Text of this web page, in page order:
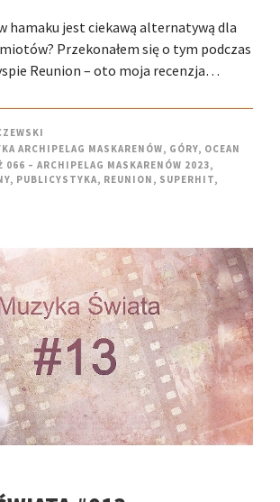
hamaku jest ciekawą alternatywą dla
Przekonałem się o tym podczas
Reunion – oto moja recenzja…
ARCHIPELAG MASKARENÓW, GÓRY, OCEAN
066 – ARCHIPELAG MASKARENÓW 2023,
, PUBLICYSTYKA, REUNION , SUPERHIT,